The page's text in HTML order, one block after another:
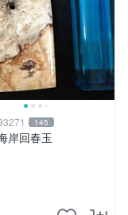
145
岸回春玉